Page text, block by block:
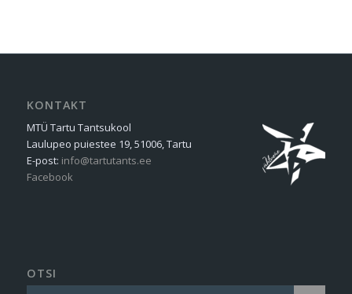
KONTAKT
MTÜ Tartu Tantsukool
Laulupeo puiestee 19, 51006, Tartu
E-post: info@tartutants.ee
Facebook
OTSI